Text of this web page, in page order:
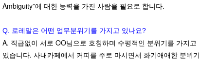
Ambiguity”에 대한 능력을 가진 사람을 필요로 합니다.
Q. 로레알은 어떤 업무분위기를 가지고 있나요?
A. 직급없이 서로 OO님으로 호칭하며 수평적인 분위기를 가지고
있습니다. 사내카페에서 커피를 주로 마시면서 화기애애한 분위기